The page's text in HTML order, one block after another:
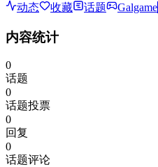
动态
收藏 话题 Galgame
内容统计
0
话题
0
话题投票
0
回复
0
话题评论